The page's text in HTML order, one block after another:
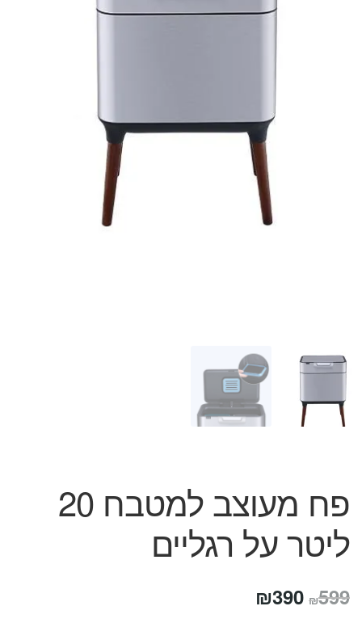
המותגים שלנו
מתכונים שלכם
פח מעוצב למטבח 20
ליטר על רגליים
₪599 המחיר
₪390